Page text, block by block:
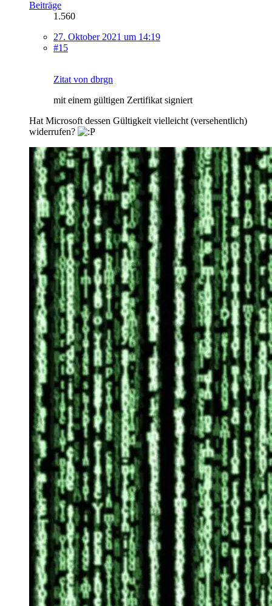
Beiträge
1.560
27. Oktober 2021 um 14:19
#15
Zitat von dbrgn
mit einem gültigen Zertifikat signiert
Hat Microsoft dessen Gültigkeit vielleicht (versehentlich)
widerrufen?